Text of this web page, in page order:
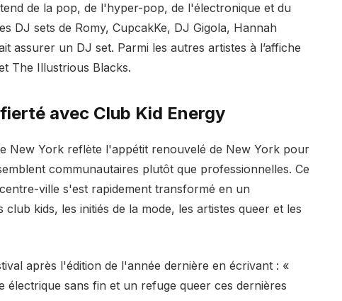
de la pop, de l'hyper-pop, de l'électronique et du
DJ sets de Romy, CupcakKe, DJ Gigola, Hannah
assurer un DJ set. Parmi les autres artistes à l’affiche
The Illustrious Blacks.
avec Club Kid Energy
New York reflète l'appétit renouvelé de New York pour
communautaires plutôt que professionnelles. Ce
ville s'est rapidement transformé en un
kids, les initiés de la mode, les artistes queer et les
après l'édition de l'année dernière en écrivant : «
électrique sans fin et un refuge queer ces dernières